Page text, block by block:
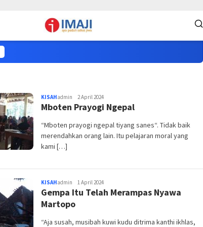
KISAHadmin 2 April 2024
Mboten Prayogi Ngepal
“Mboten prayogi ngepal tiyang sanes“. Tidak baik
merendahkan orang lain. Itu pelajaran moral yang
kami […]
KISAHadmin 1 April 2024
Gempa Itu Telah Merampas Nyawa
Martopo
“Aja susah, musibah kuwi kudu ditrima kanthi ikhlas,